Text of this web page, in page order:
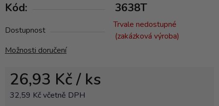
Kód: 3638T
Dostupnost
Trvale nedostupné
(zakázková výroba)
Možnosti doručení
26,93 Kč/ ks
32,59 Kč včetně DPH